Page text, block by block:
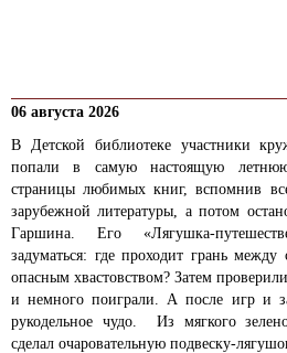
06 августа 2026
В Детской библиотеке участники
попали в самую настоящую
страницы любимых книг, вспомнив
зарубежной литературы, а потом
Гаршина. Его «Лягушка-
задуматься: где проходит грань
опасным хвастовством? Затем
и немного поиграли. А после игр и
рукодельное чудо. Из мягкого
сделал очаровательную подвеску-